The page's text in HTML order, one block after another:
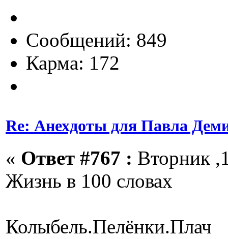
Сообщений: 849
Карма: 172
Re: Анехдоты для Павла
« Ответ #767 : Вторник
Жизнь в 100 словах
Колыбель.Пелёнки.Плач